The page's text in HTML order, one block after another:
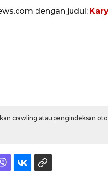
dengan judul:
crawling atau pengindeksan